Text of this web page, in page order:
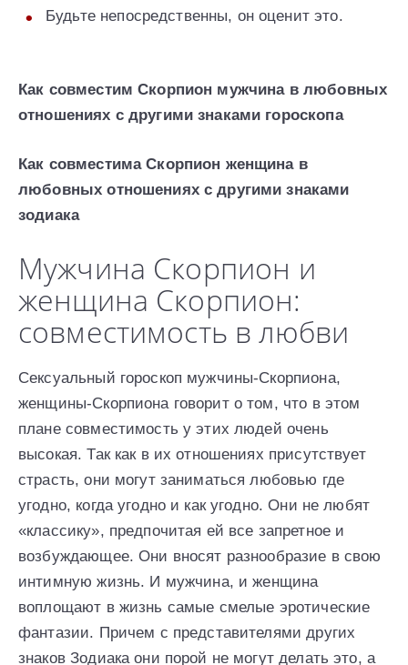
Будьте непосредственны, он оценит это.
Как совместим Скорпион мужчина в любовных
отношениях с другими знаками гороскопа
Как совместима Скорпион женщина в
любовных отношениях с другими знаками
зодиака
Мужчина Скорпион и
женщина Скорпион:
совместимость в любви
Сексуальный гороскоп мужчины-Скорпиона,
женщины-Скорпиона говорит о том, что в этом
плане совместимость у этих людей очень
высокая. Так как в их отношениях присутствует
страсть, они могут заниматься любовью где
угодно, когда угодно и как угодно. Они не любят
«классику», предпочитая ей все запретное и
возбуждающее. Они вносят разнообразие в свою
интимную жизнь. И мужчина, и женщина
воплощают в жизнь самые смелые эротические
фантазии. Причем с представителями других
знаков Зодиака они порой не могут делать это, а